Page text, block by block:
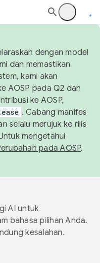
dengan model
dan memastikan
kami akan
AOSP pada Q2 dan
ke AOSP,
. Cabang manifes
selalu merujuk ke rilis
mengetahui
pada AOSP.
AI untuk
bahasa pilihan Anda.
kesalahan.